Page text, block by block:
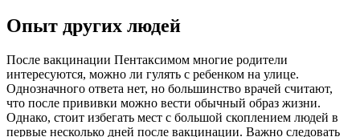
Опыт других людей
После вакцинации Пентаксимом многие родители
интересуются, можно ли гулять с ребенком на улице.
Однозначного ответа нет, но большинство врачей считают,
что после прививки можно вести обычный образ жизни.
Однако, стоит избегать мест с большой скоплением людей в
первые несколько дней после вакцинации. Важно следовать